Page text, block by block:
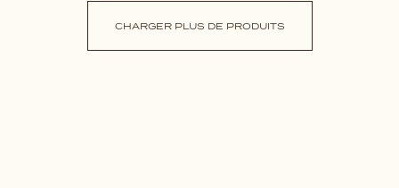
CHARGER PLUS DE PRODUITS